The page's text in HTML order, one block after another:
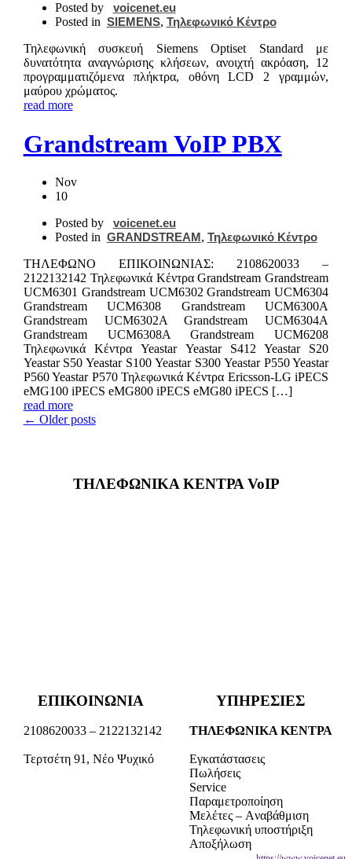
Posted by
voicenet.eu
Posted in SIEMENS, Τηλεφωνικό Κέντρο
Τηλεφωνική συσκευή Siemens Optiset Standard με
δυνατότητα αναγνώρισης κλήσεων, ανοιχτή ακρόαση, 12
προγραμματιζόμενα πλήκτρα, οθόνη LCD 2 γραμμών,
μαύρου χρώματος.
read more
Grandstream VoIP PBX
Nov
10
Posted by
voicenet.eu
Posted in GRANDSTREAM, Τηλεφωνικό Κέντρο
ΤΗΛΕΦΩΝΟ ΕΠΙΚΟIΝΩΝΙΑΣ: 2108620033 –
2122132142 Τηλεφωνικά Κέντρα Grandstream Grandstream
UCM6301 Grandstream UCM6302 Grandstream UCM6304
Grandstream UCM6308 Grandstream UCM6300A
Grandstream UCM6302A Grandstream UCM6304A
Grandstream UCM6308A Grandstream UCM6208
Τηλεφωνικά Κέντρα Yeastar Yeastar S412 Yeastar S20
Yeastar S50 Yeastar S100 Yeastar S300 Yeastar P550 Yeastar
P560 Yeastar P570 Τηλεφωνικά Κέντρα Ericsson-LG iPECS
eMG100 iPECS eMG800 iPECS eMG80 iPECS […]
read more
← Older posts
ΤΗΛΕΦΩΝΙΚΑ ΚΕΝΤΡΑ VoIP
ΕΠΙΚΟΙΝΩΝΙΑ
2108620033 – 2122132142
Τερτσέτη 91, Νέο Ψυχικό
ΥΠΗΡΕΣΙΕΣ
ΤΗΛΕΦΩΝΙΚΑ ΚΕΝΤΡΑ
Εγκατάστασεις
Πωλήσεις
Service
Παραμετροποίηση
Μελέτες – Aναβάθμιση
Τηλεφωνική υποστήριξη
Αποξήλωση